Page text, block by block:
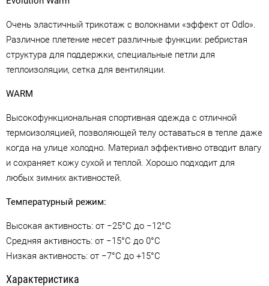
Очень эластичный трикотаж с волокнами «эффект от Odlo».
Различное плетение несет различные функции: ребристая
структура для поддержки, специальные петли для
теплоизоляции, сетка для вентиляции.
WARM
Высокофункциональная спортивная одежда с отличной
термоизоляцией, позволяющей телу оставаться в тепле даже
когда на улице холодно. Материал эффективно отводит влагу
и сохраняет кожу сухой и теплой. Хорошо подходит для
любых зимних активностей.
Температурный режим:
Высокая активность: от −25°C до −12°C
Средняя активность: от −15°C до 0°C
Низкая активность: от −7°C до +15°C
Характеристика